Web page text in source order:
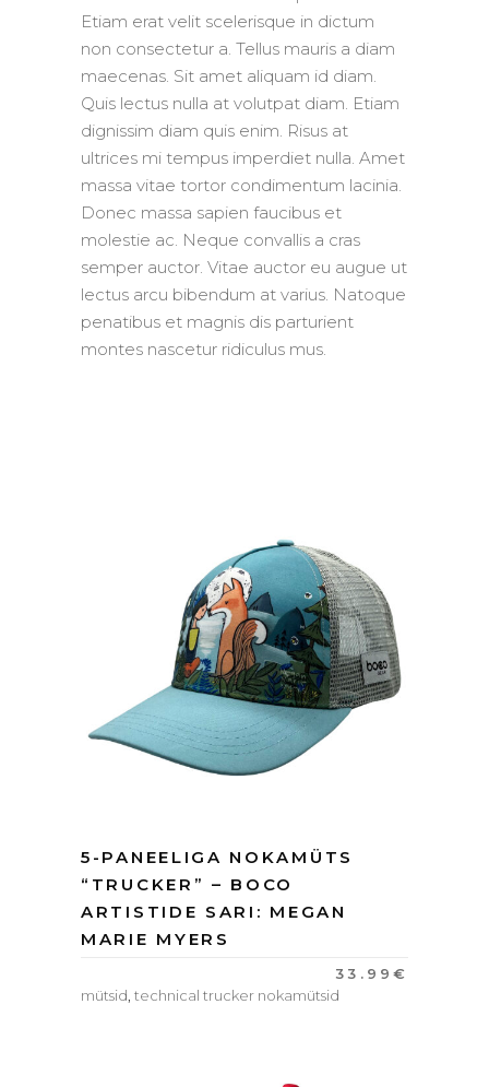
Etiam erat velit scelerisque in dictum
non consectetur a. Tellus mauris a diam
maecenas. Sit amet aliquam id diam.
Quis lectus nulla at volutpat diam. Etiam
dignissim diam quis enim. Risus at
ultrices mi tempus imperdiet nulla. Amet
massa vitae tortor condimentum lacinia.
Donec massa sapien faucibus et
molestie ac. Neque convallis a cras
semper auctor. Vitae auctor eu augue ut
lectus arcu bibendum at varius. Natoque
penatibus et magnis dis parturient
montes nascetur ridiculus mus.
5-PANEELIGA NOKAMÜTS
“TRUCKER” – BOCO
ARTISTIDE SARI: MEGAN
MARIE MYERS
33.99 €
mütsid technical trucker nokamütsid